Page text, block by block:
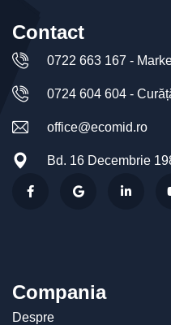
Contact
0722 663 167 -
0724 604 604 -
office@ecomid.ro
Bd. 16 Decembrie
Compania
Despre